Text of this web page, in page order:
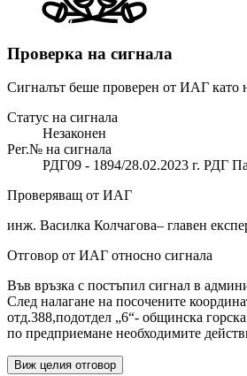
Проверка на сигнала
Сигналът беше проверен от ИАГ като
Статус на сигнала
Незаконен
Рег.№ на сигнала
РДГ09 - 1894/28.02.2023 г. РДГ
Проверяващ от ИАГ
инж. Василка Колчагова– главен
Отговор от ИАГ относно сигнала
Във връзка с постъпил сигнал в
След налагане на посочените
отд.388,подотдел „6“- общинска
по предприемане необходимите
Виж целия отговор